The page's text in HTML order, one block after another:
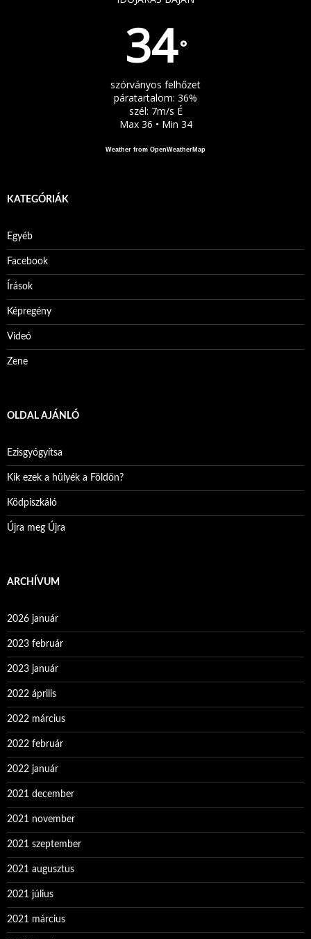
34°
szórványos felhőzet
páratartalom: 36%
szél: 7m/s É
Max 36 • Min 34
Weather from OpenWeatherMap
KATEGÓRIÁK
Egyéb
Facebook
Írások
Képregény
Videó
Zene
OLDAL AJÁNLÓ
Ezisgyógyítsa
Kik ezek a hülyék a Földön?
Ködpiszkáló
Újra meg Újra
ARCHÍVUM
2026 január
2023 február
2023 január
2022 április
2022 március
2022 február
2022 január
2021 december
2021 november
2021 szeptember
2021 augusztus
2021 július
2021 március